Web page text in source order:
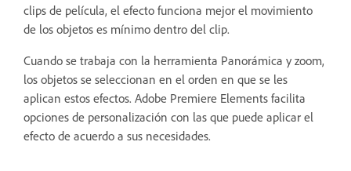
clips de película, el efecto funciona mejor el movimiento
de los objetos es mínimo dentro del clip.
Cuando se trabaja con la herramienta Panorámica y zoom,
los objetos se seleccionan en el orden en que se les
aplican estos efectos. Adobe Premiere Elements facilita
opciones de personalización con las que puede aplicar el
efecto de acuerdo a sus necesidades.